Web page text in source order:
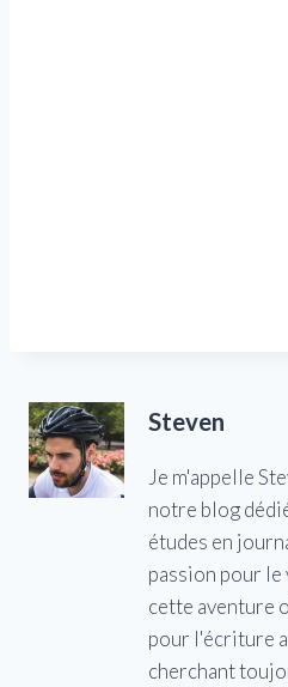
Steven
Je m'appelle
notre blog
études en
passion pour le
cette aventure
pour l'écriture
cherchant